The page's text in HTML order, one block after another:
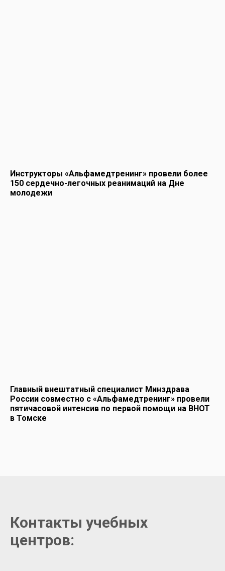
Инструкторы «Альфамедтренинг» провели более
150 сердечно-легочных реанимаций на Дне
молодежи
Главный внештатный специалист Минздрава
России совместно с «Альфамедтренинг» провели
пятичасовой интенсив по первой помощи на ВНОТ
в Томске
Контакты учебных
центров: